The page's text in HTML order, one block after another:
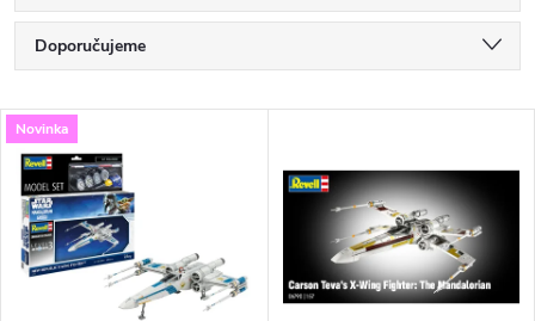
Ř
a
z
e
n
Doporučujeme
Nejdražší
Nejprodávanější
Abecedně
V
ý
p
Novinka